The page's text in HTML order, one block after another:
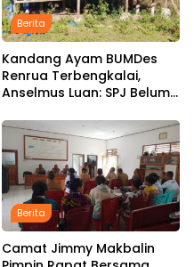
Berita
Kandang Ayam BUMDes
Renrua Terbengkalai,
Anselmus Luan: SPJ Belum
Desa Sejak Januari Belum
Dibayar
Berita
Camat Jimmy Makbalin